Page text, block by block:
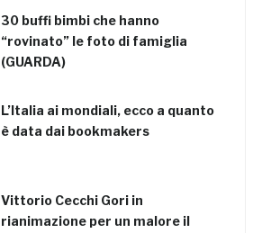
30 buffi bimbi che hanno
“rovinato” le foto di famiglia
(GUARDA)
L’Italia ai mondiali, ecco a quanto
è data dai bookmakers
Vittorio Cecchi Gori in
rianimazione per un malore il